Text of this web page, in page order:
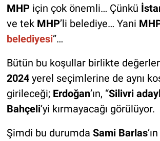
MHPiçin çok önemli… Çünkü
ve tek MHP’li belediye… Yani
belediyesi”…
Bütün bu koşullar birlikte
2024yerel seçimlerine de aynı
girileceği; Erdoğan’ın, “Silivri
Bahçeli’yi kırmayacağı görülüyor.
Şimdi bu durumda Sami Barlas